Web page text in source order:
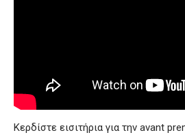
Κερδίστε εισιτήρια για την avant